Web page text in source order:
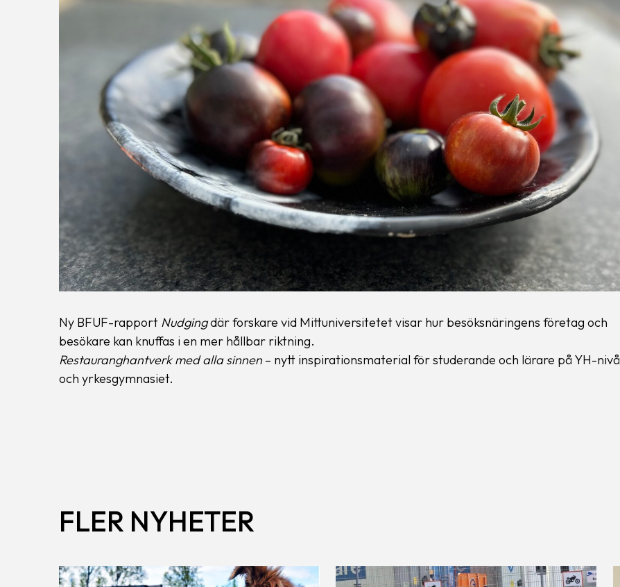
Ny BFUF-rapport Nudgingdär forskare vid Mittuniversitetet visar hur besöksnäringens företag och
besökare kan knuffas i en mer hållbar riktning.
Restauranghantverk med alla sinnen– nytt inspirationsmaterial för studerande och lärare på YH-nivå
och yrkesgymnasiet.
FLER NYHETER